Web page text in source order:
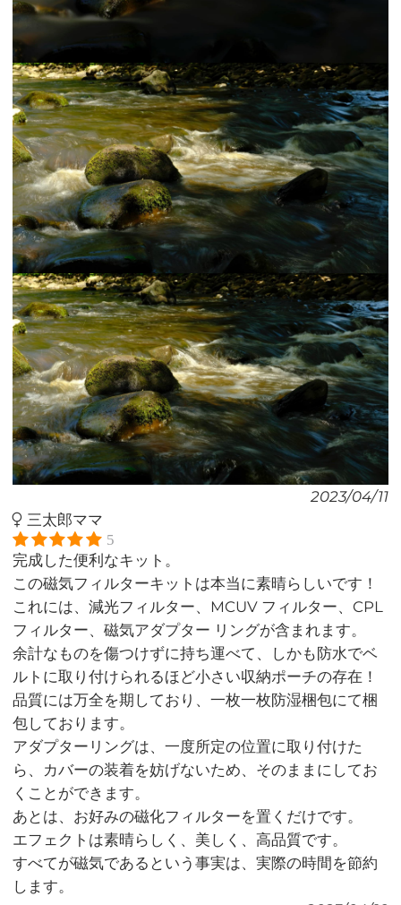
2023/04/11
三太郎ママ
5
完成した便利なキット。
この磁気フィルターキットは本当に素晴らしいです！
これには、減光フィルター、MCUV フィルター、CPL
フィルター、磁気アダプター リングが含まれます。
余計なものを傷つけずに持ち運べて、しかも防水でベ
ルトに取り付けられるほど小さい収納ポーチの存在！
品質には万全を期しており、一枚一枚防湿梱包にて梱
包しております。
アダプターリングは、一度所定の位置に取り付けた
ら、カバーの装着を妨げないため、そのままにしてお
くことができます。
あとは、お好みの磁化フィルターを置くだけです。
エフェクトは素晴らしく、美しく、高品質です。
すべてが磁気であるという事実は、実際の時間を節約
します。